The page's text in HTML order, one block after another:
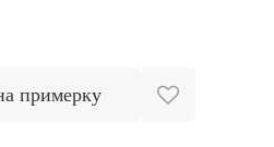
примерку